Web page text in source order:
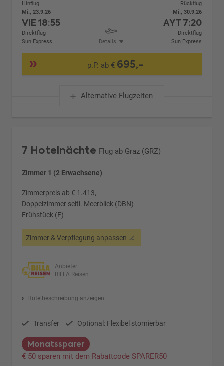
Hinflug
Mi., 23.9.26
VIE18:55
Direktflug
Sun Express
Details
Rückflug
Mi., 30.9.26
AYT 7:20
Direktflug
Sun Express
p.P. ab € 695,-
Alternative Flugzeiten
7 Hotelnächte Flug ab Graz (GRZ)
Zimmer 1 (2 Erwachsene)
Zimmerpreis ab € 1.413,-
Doppelzimmer seitl. Meerblick (DBN)
Frühstück (F)
Zimmer & Verpflegung anpassen
Anbieter:
BILLA Reisen
Hotelbeschreibung anzeigen
Transfer Optional: Flexibel stornierbar
Monatssparer
€ 50 sparen mit dem Rabattcode SPARER50